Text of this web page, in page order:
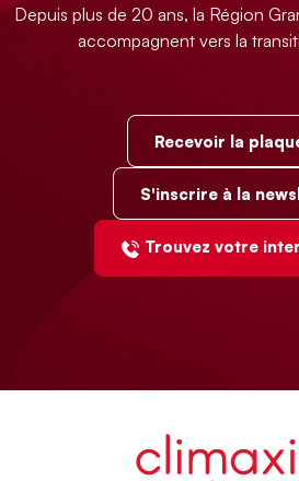
Depuis plus de 20 ans, la Région
accompagnent vers la
Recevoir la
S'inscrire à la
Trouvez votre